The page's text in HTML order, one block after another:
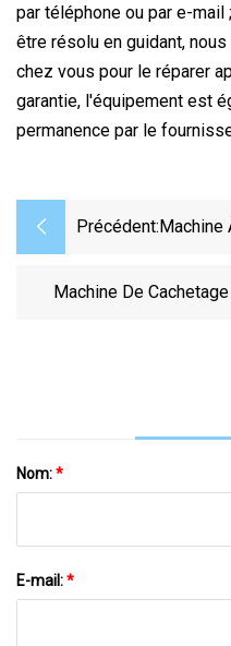
par téléphone ou par e-
être résolu en guidant,
chez vous pour le réparer
garantie, l'équipement est
permanence par le
Précédent:
Double
Machine De
Nom:*
E-mail:*